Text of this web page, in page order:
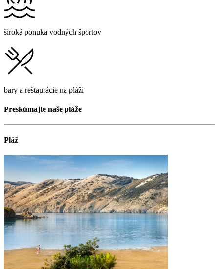
široká ponuka vodných športov
bary a reštaurácie na pláži
Preskúmajte naše pláže
Pláž